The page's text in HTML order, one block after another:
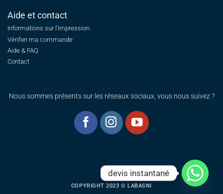
Aide et contact
Informations sur l'impression
Vérifier ma commande
Aide & FAQ
Contact
Nous sommes présents sur les réseaux sociaux, vous nous suivez ?
COPYRIGHT 2023 © LABASNI
devis instantané